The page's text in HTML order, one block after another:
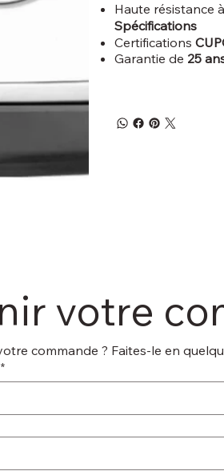
Haute résistance
Spécifications
Certifications
Garantie de 25
votre
commande ? Faites-le en
*